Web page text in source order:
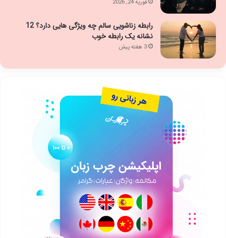
فوریه 24, 2026
رابطه زناشویی سالم چه ویژگی هایی دارد؟ 12
نشانه یک رابطه خوب
3 هفته پیش